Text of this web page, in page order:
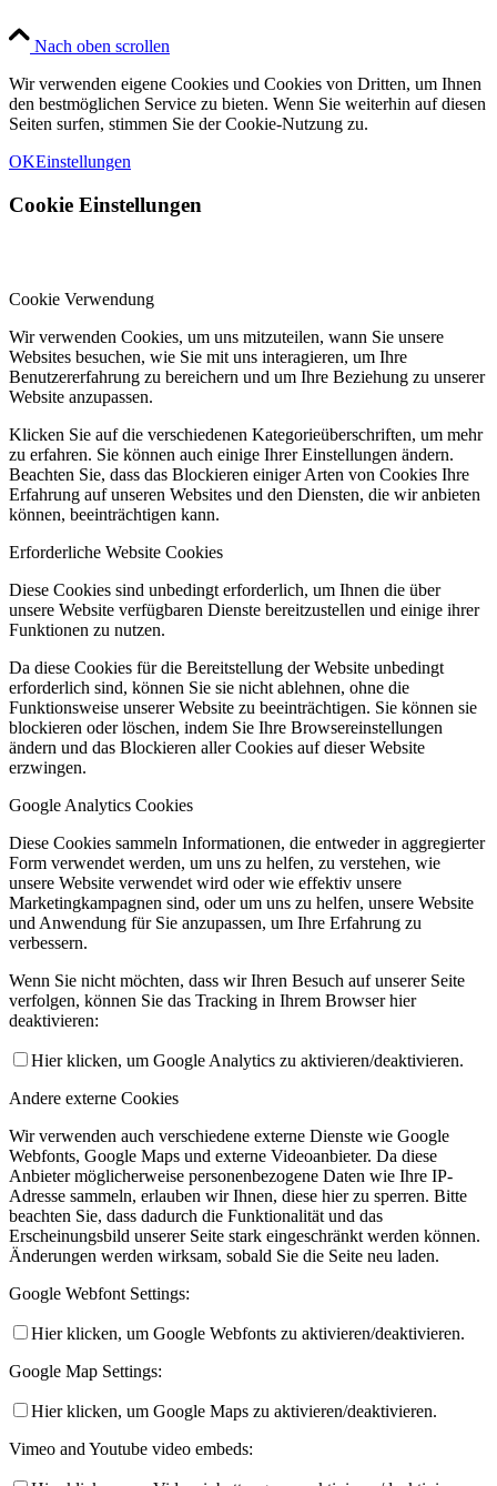
Nach oben scrollen
Wir verwenden eigene Cookies und Cookies von Dritten, um Ihnen
den bestmöglichen Service zu bieten. Wenn Sie weiterhin auf diesen
Seiten surfen, stimmen Sie der Cookie-Nutzung zu.
OKEinstellungen
Cookie Einstellungen
Cookie Verwendung
Wir verwenden Cookies, um uns mitzuteilen, wann Sie unsere
Websites besuchen, wie Sie mit uns interagieren, um Ihre
Benutzererfahrung zu bereichern und um Ihre Beziehung zu unserer
Website anzupassen.
Klicken Sie auf die verschiedenen Kategorieüberschriften, um mehr
zu erfahren. Sie können auch einige Ihrer Einstellungen ändern.
Beachten Sie, dass das Blockieren einiger Arten von Cookies Ihre
Erfahrung auf unseren Websites und den Diensten, die wir anbieten
können, beeinträchtigen kann.
Erforderliche Website Cookies
Diese Cookies sind unbedingt erforderlich, um Ihnen die über
unsere Website verfügbaren Dienste bereitzustellen und einige ihrer
Funktionen zu nutzen.
Da diese Cookies für die Bereitstellung der Website unbedingt
erforderlich sind, können Sie sie nicht ablehnen, ohne die
Funktionsweise unserer Website zu beeinträchtigen. Sie können sie
blockieren oder löschen, indem Sie Ihre Browsereinstellungen
ändern und das Blockieren aller Cookies auf dieser Website
erzwingen.
Google Analytics Cookies
Diese Cookies sammeln Informationen, die entweder in aggregierter
Form verwendet werden, um uns zu helfen, zu verstehen, wie
unsere Website verwendet wird oder wie effektiv unsere
Marketingkampagnen sind, oder um uns zu helfen, unsere Website
und Anwendung für Sie anzupassen, um Ihre Erfahrung zu
verbessern.
Wenn Sie nicht möchten, dass wir Ihren Besuch auf unserer Seite
verfolgen, können Sie das Tracking in Ihrem Browser hier
deaktivieren:
Hier klicken, um Google Analytics zu aktivieren/deaktivieren.
Andere externe Cookies
Wir verwenden auch verschiedene externe Dienste wie Google
Webfonts, Google Maps und externe Videoanbieter. Da diese
Anbieter möglicherweise personenbezogene Daten wie Ihre IP-
Adresse sammeln, erlauben wir Ihnen, diese hier zu sperren. Bitte
beachten Sie, dass dadurch die Funktionalität und das
Erscheinungsbild unserer Seite stark eingeschränkt werden können.
Änderungen werden wirksam, sobald Sie die Seite neu laden.
Google Webfont Settings:
Hier klicken, um Google Webfonts zu aktivieren/deaktivieren.
Google Map Settings:
Hier klicken, um Google Maps zu aktivieren/deaktivieren.
Vimeo and Youtube video embeds: